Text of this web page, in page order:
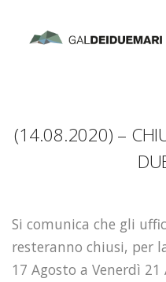
(14.08.2020) –
Si comunica che gli
resteranno chiusi, per
17 Agosto a Venerdì 21